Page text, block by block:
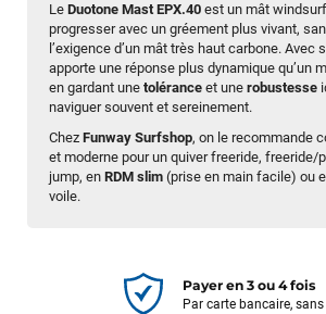
Le Duotone Mast EPX.40 est un mât
progresser avec un gréement plus vivant,
l’exigence d’un mât très haut carbone. Avec
apporte une réponse plus dynamique qu’un
en gardant une tolérance et une robustesse
naviguer souvent et sereinement.
Chez Funway Surfshop, on le recommande
et moderne pour un quiver freeride, freeride/
jump, en RDM slim (prise en main facile) ou
voile.
Payer en 3 ou 4 fois
Par carte bancaire,